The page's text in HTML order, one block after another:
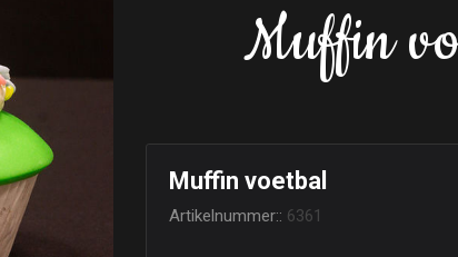
Muffin
Muffin voetbal
Artikelnummer:: 6361